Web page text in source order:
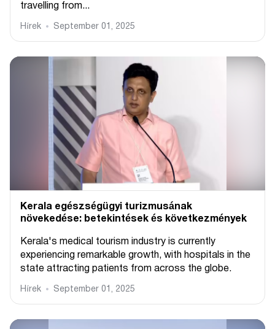
travelling from...
Hírek September 01, 2025
Kerala egészségügyi turizmusának
növekedése: betekintések és következmények
Kerala's medical tourism industry is currently
experiencing remarkable growth, with hospitals in the
state attracting patients from across the globe.
Hírek September 01, 2025